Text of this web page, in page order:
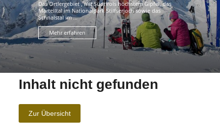
Das Ortlergebiet , mit Südtirols höchstem Gipfel, das
Martelltal im Nationalpark Stilfserjoch sowie das
Schnalstal im ...
Mehr erfahren